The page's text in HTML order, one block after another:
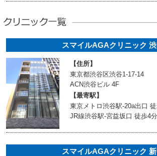
スマイルAGAクリニック
【住所】
東京都渋谷区渋谷1-17-14
ACN渋谷ビル 4F
【最寄駅】
東京メトロ渋谷駅-20a出口
JR線渋谷駅-宮益坂口 徒歩4分
スマイルAGAクリニック